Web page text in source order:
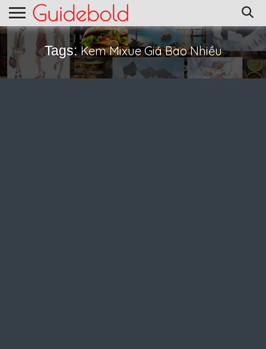
Tags:Kem Mixue Giá Bao Nhiều